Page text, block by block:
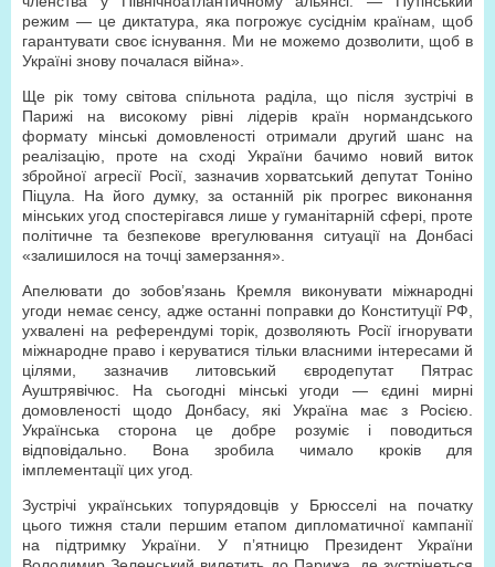
режим — це диктатура, яка погрожує сусіднім країнам, щоб
гарантувати своє існування. Ми не можемо дозволити, щоб в
Україні знову почалася війна».
Ще рік тому світова спільнота раділа, що після зустрічі в
Парижі на високому рівні лідерів країн нормандського
формату мінські домовленості отримали другий шанс на
реалізацію, проте на сході України бачимо новий виток
збройної агресії Росії, зазначив хорватський депутат Тоніно
Піцула. На його думку, за останній рік прогрес виконання
мінських угод спостерігався лише у гуманітарній сфері, проте
політичне та безпекове врегулювання ситуації на Донбасі
«залишилося на точці замерзання».
Апелювати до зобов’язань Кремля виконувати міжнародні
угоди немає сенсу, адже останні поправки до Конституції РФ,
ухвалені на референдумі торік, дозволяють Росії ігнорувати
міжнародне право і керуватися тільки власними інтересами й
цілями, зазначив литовський євродепутат Пятрас
Ауштрявічюс. На сьогодні мінські угоди — єдині мирні
домовленості щодо Донбасу, які Україна має з Росією.
Українська сторона це добре розуміє і поводиться
відповідально. Вона зробила чимало кроків для
імплементації цих угод.
Зустрічі українських топурядовців у Брюсселі на початку
цього тижня стали першим етапом дипломатичної кампанії
на підтримку України. У п’ятницю Президент України